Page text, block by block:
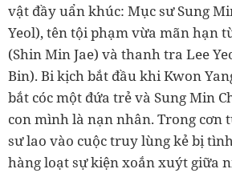
vật đầy uẩn khúc: Mục sư Sung
Yeol), tên tội phạm vừa mãn hạn
(Shin Min Jae) và thanh tra Lee
Bin). Bi kịch bắt đầu khi Kwon
bắt cóc một đứa trẻ và Sung Min
con mình là nạn nhân. Trong cơn
sư lao vào cuộc truy lùng kẻ bị
hàng loạt sự kiện xoắn xuýt giữa